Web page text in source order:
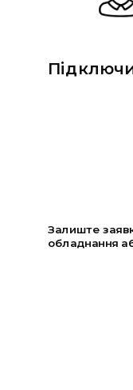
Залиште
обладнання